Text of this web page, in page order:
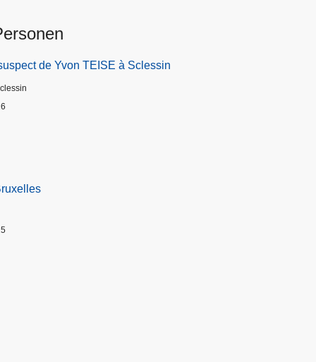
de Yvon TEISE à Sclessin